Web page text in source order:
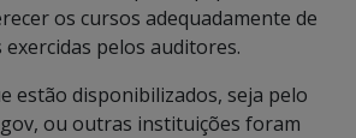
os cursos adequadamente de
pelos auditores.
estão disponibilizados, seja pelo
ou outras instituições foram